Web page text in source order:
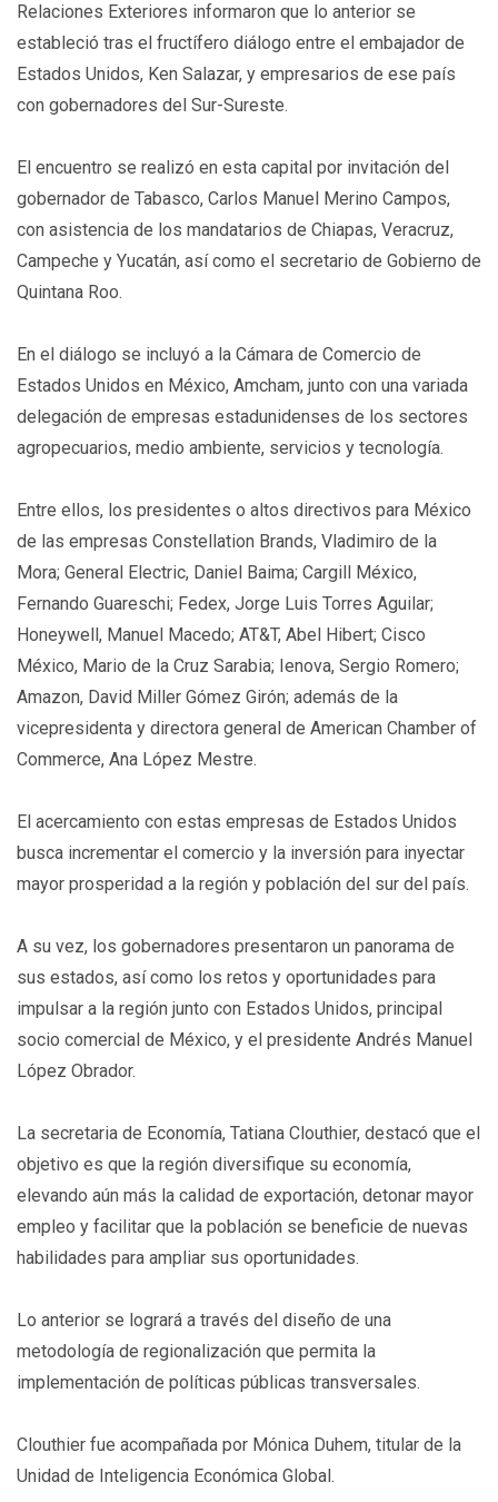
Relaciones Exteriores informaron que lo anterior se
estableció tras el fructífero diálogo entre el embajador de
Estados Unidos, Ken Salazar, y empresarios de ese país
con gobernadores del Sur-Sureste.
El encuentro se realizó en esta capital por invitación del
gobernador de Tabasco, Carlos Manuel Merino Campos,
con asistencia de los mandatarios de Chiapas, Veracruz,
Campeche y Yucatán, así como el secretario de Gobierno de
Quintana Roo.
En el diálogo se incluyó a la Cámara de Comercio de
Estados Unidos en México, Amcham, junto con una variada
delegación de empresas estadunidenses de los sectores
agropecuarios, medio ambiente, servicios y tecnología.
Entre ellos, los presidentes o altos directivos para México
de las empresas Constellation Brands, Vladimiro de la
Mora; General Electric, Daniel Baima; Cargill México,
Fernando Guareschi; Fedex, Jorge Luis Torres Aguilar;
Honeywell, Manuel Macedo; AT&T, Abel Hibert; Cisco
México, Mario de la Cruz Sarabia; Ienova, Sergio Romero;
Amazon, David Miller Gómez Girón; además de la
vicepresidenta y directora general de American Chamber of
Commerce, Ana López Mestre.
El acercamiento con estas empresas de Estados Unidos
busca incrementar el comercio y la inversión para inyectar
mayor prosperidad a la región y población del sur del país.
A su vez, los gobernadores presentaron un panorama de
sus estados, así como los retos y oportunidades para
impulsar a la región junto con Estados Unidos, principal
socio comercial de México, y el presidente Andrés Manuel
López Obrador.
La secretaria de Economía, Tatiana Clouthier, destacó que el
objetivo es que la región diversifique su economía,
elevando aún más la calidad de exportación, detonar mayor
empleo y facilitar que la población se beneficie de nuevas
habilidades para ampliar sus oportunidades.
Lo anterior se logrará a través del diseño de una
metodología de regionalización que permita la
implementación de políticas públicas transversales.
Clouthier fue acompañada por Mónica Duhem, titular de la
Unidad de Inteligencia Económica Global.